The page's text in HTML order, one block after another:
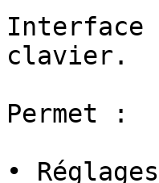
Interface
clavier.
Permet :
•